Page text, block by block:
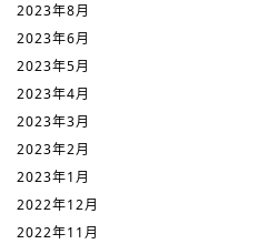
2023年8月
2023年6月
2023年5月
2023年4月
2023年3月
2023年2月
2023年1月
2022年12月
2022年11月